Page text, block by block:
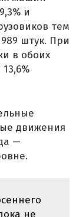
и
тем
штук. При
в обоих
движения
—
не